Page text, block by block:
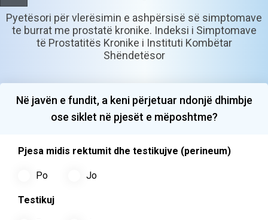
Pyetësori për vlerësimin e ashpërsisë së simptomave
te burrat me prostatë kronike. Indeksi i Simptomave
të Prostatitës Kronike i Instituti Kombëtar
Shëndetësor
Në javën e fundit, a keni përjetuar ndonjë dhimbje
ose siklet në pjesët e mëposhtme?
Pjesa midis rektumit dhe testikujve (perineum)
Po Jo
Testikuj